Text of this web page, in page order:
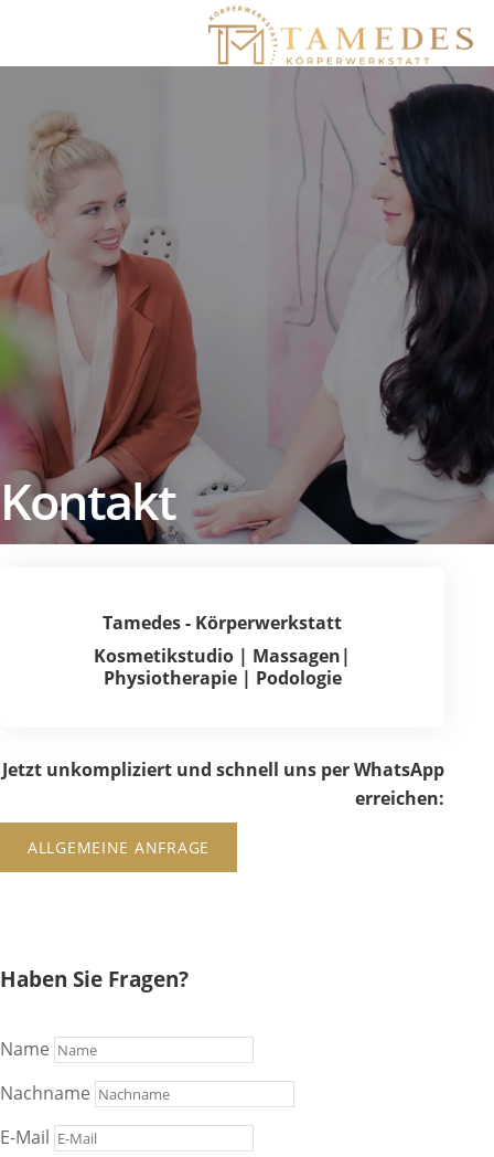
Kontakt
Tamedes - Körperwerkstatt
Kosmetikstudio | Massagen|
Physiotherapie | Podologie
Jetzt unkompliziert und schnell uns per WhatsApp
erreichen:
ALLGEMEINE ANFRAGE
Haben Sie Fragen?
Name
Nachname
E-Mail